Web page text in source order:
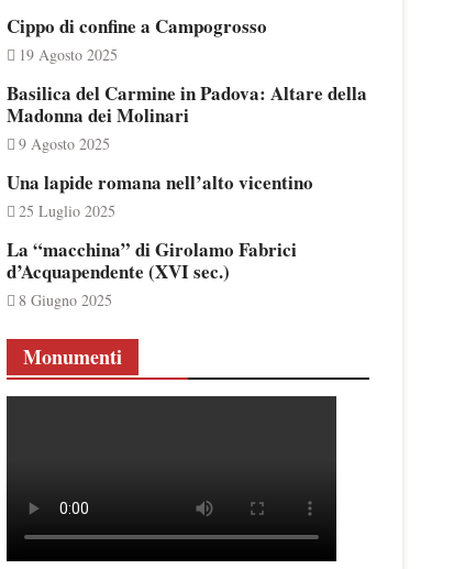
Cippo di confine a Campogrosso
19 Agosto 2025
Basilica del Carmine in Padova: Altare della
Madonna dei Molinari
9 Agosto 2025
Una lapide romana nell’alto vicentino
25 Luglio 2025
La “macchina” di Girolamo Fabrici
d’Acquapendente (XVI sec.)
8 Giugno 2025
Monumenti